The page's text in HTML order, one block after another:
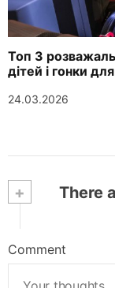
Топ 3
дітей і гонки
24.03.2026
+ There
Comment